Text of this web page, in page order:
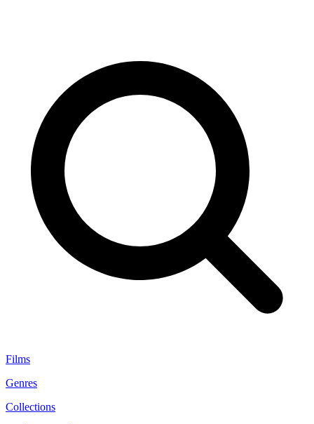
Films
Genres
Collections